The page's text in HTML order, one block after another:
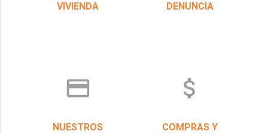
VIVIENDA
DENUNCIA
credit_card
NUESTROS
attach_money
COMPRAS Y